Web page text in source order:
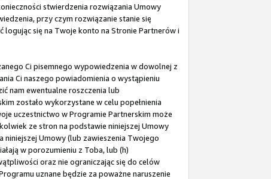
stwierdzenia rozwiązania Umowy
przy czym rozwiązanie stanie się
się na Twoje konto na Stronie Partnerów i
Ci pisemnego wypowiedzenia w dowolnej z
Ci naszego powiadomienia o wystąpieniu
nam ewentualne roszczenia lub
zostało wykorzystane w celu popełnienia
uczestnictwo w Programie Partnerskim może
ze stron na podstawie niniejszej Umowy
Umowy (lub zawieszenia Twojego
w porozumieniu z Toba, lub (h)
oraz nie ograniczając się do celów
uznane będzie za poważne naruszenie